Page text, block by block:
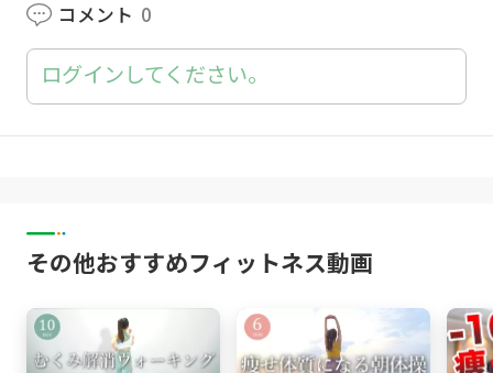
■Voicy
https://voicy.jp/channel/2275
■twitter
■Tiktok
https://vt.tiktok.com/ZSefeEWG7/
取材・コラボ・お仕事関係のご連絡はこちら
コメント 0
ログインしてください。
その他おすすめフィットネス動画